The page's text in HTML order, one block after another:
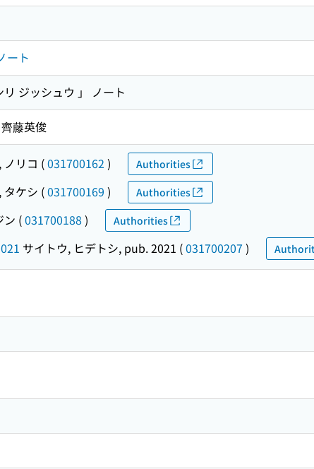
ート
ジッシュウ 」 ノート
藤英俊
ノリコ (031700162 ) Authorities
タケシ (031700169 ) Authorities
ン (031700188 ) Authorities
サイトウ, ヒデトシ, pub. 2021 (031700207 )